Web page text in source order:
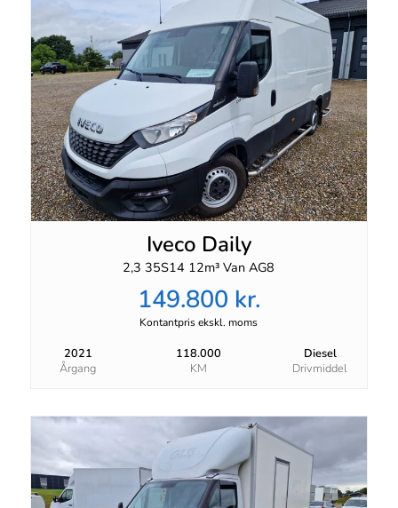
Iveco Daily
2,3 35S14 12m³ Van AG8
149.800 kr.
Kontantpris ekskl. moms
2021
Årgang
118.000
KM
Diesel
Drivmiddel